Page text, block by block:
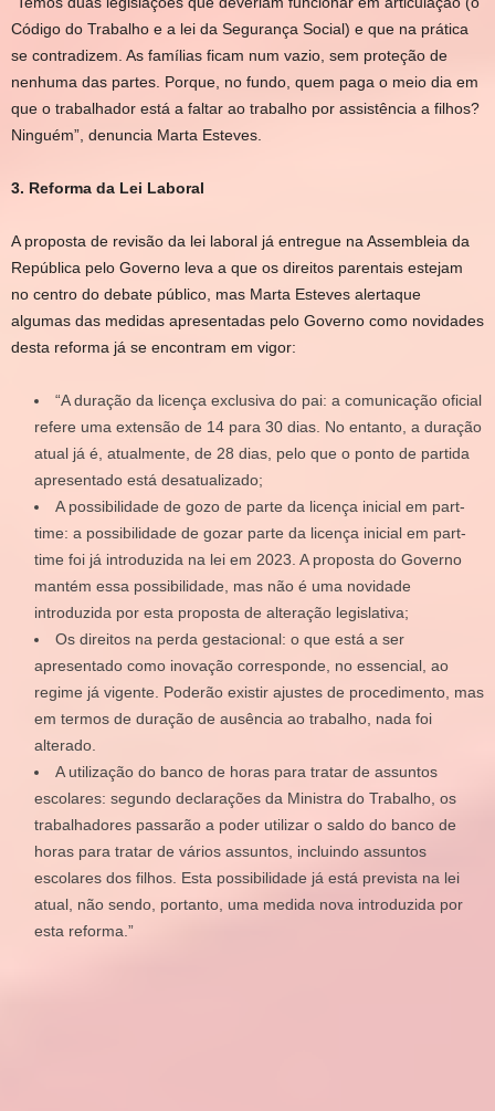
Código do Trabalho e a lei da Segurança Social) e que na prática
se contradizem. As famílias ficam num vazio, sem proteção de
nenhuma das partes. Porque, no fundo, quem paga o meio dia em
que o trabalhador está a faltar ao trabalho por assistência a filhos?
Ninguém”, denuncia Marta Esteves.
3. Reforma da Lei Laboral
A proposta de revisão da lei laboral já entregue na Assembleia da
República pelo Governo leva a que os direitos parentais estejam
no centro do debate público, mas Marta Esteves alertaque
algumas das medidas apresentadas pelo Governo como novidades
desta reforma já se encontram em vigor:
“A duração da licença exclusiva do pai: a comunicação oficial
refere uma extensão de 14 para 30 dias. No entanto, a duração
atual já é, atualmente, de 28 dias, pelo que o ponto de partida
apresentado está desatualizado;
A possibilidade de gozo de parte da licença inicial em part-
time: a possibilidade de gozar parte da licença inicial em part-
time foi já introduzida na lei em 2023. A proposta do Governo
mantém essa possibilidade, mas não é uma novidade
introduzida por esta proposta de alteração legislativa;
Os direitos na perda gestacional: o que está a ser
apresentado como inovação corresponde, no essencial, ao
regime já vigente. Poderão existir ajustes de procedimento, mas
em termos de duração de ausência ao trabalho, nada foi
alterado.
A utilização do banco de horas para tratar de assuntos
escolares: segundo declarações da Ministra do Trabalho, os
trabalhadores passarão a poder utilizar o saldo do banco de
horas para tratar de vários assuntos, incluindo assuntos
escolares dos filhos. Esta possibilidade já está prevista na lei
atual, não sendo, portanto, uma medida nova introduzida por
esta reforma.”